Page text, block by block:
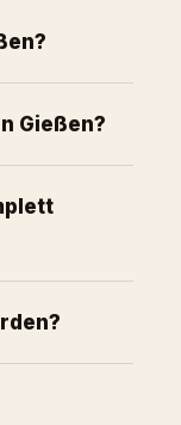
Gießen?